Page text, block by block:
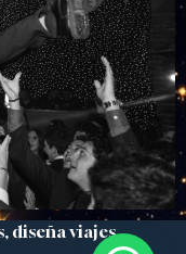
diseña viajes